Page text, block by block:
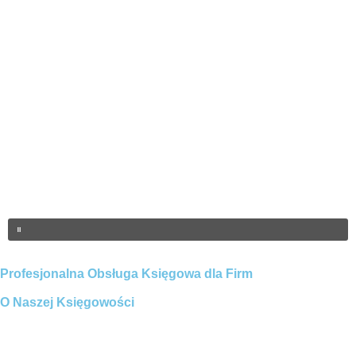
Profesjonalna Obsługa Księgowa dla Firm
O Naszej Księgowości